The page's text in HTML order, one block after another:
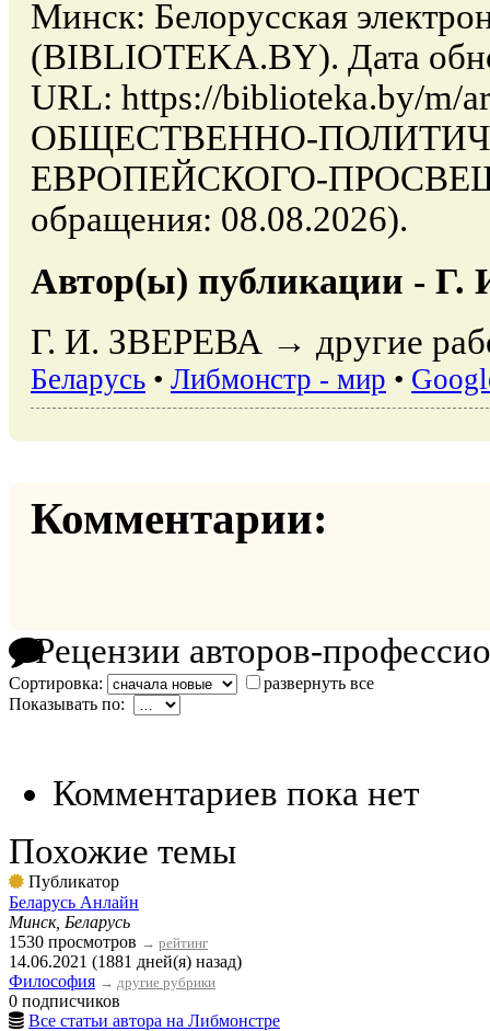
Минск: Белорусская
(BIBLIOTEKA.BY). Дата
URL: https://biblioteka.by/m/
ОБЩЕСТВЕННО-
ЕВРОПЕЙСКОГО-
обращения: 08.08.2026).
Автор(ы) публикации -
Г. И. ЗВЕРЕВА → другие
Беларусь • Либмонстр - мир •
Комментарии:
Рецензии авторов-
Сортировка:
развернуть все
Показывать по:
Комментариев пока нет
Похожие темы
Публикатор
Беларусь Анлайн
Минск, Беларусь
1530 просмотров → рейтинг
14.06.2021 (1881 дней(я) назад)
Философия → другие рубрики
0 подписчиков
Все статьи автора на Либмонстре